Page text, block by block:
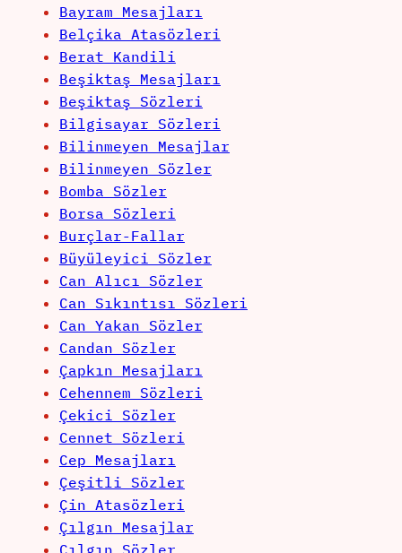
Bayram Mesajları
Belçika Atasözleri
Berat Kandili
Beşiktaş Mesajları
Beşiktaş Sözleri
Bilgisayar Sözleri
Bilinmeyen Mesajlar
Bilinmeyen Sözler
Bomba Sözler
Borsa Sözleri
Burçlar-Fallar
Büyüleyici Sözler
Can Alıcı Sözler
Can Sıkıntısı Sözleri
Can Yakan Sözler
Candan Sözler
Çapkın Mesajları
Cehennem Sözleri
Çekici Sözler
Cennet Sözleri
Cep Mesajları
Çeşitli Sözler
Çin Atasözleri
Çılgın Mesajlar